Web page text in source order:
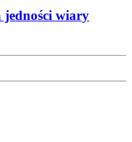
wiary